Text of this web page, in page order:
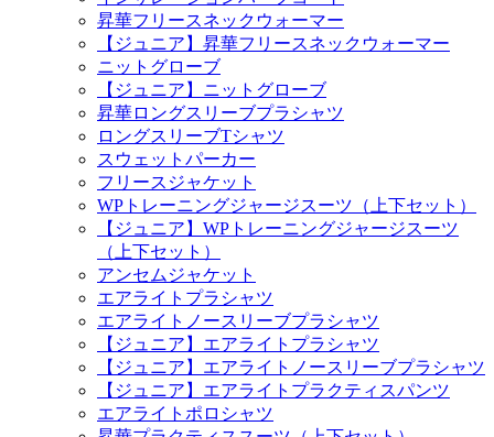
昇華フリースネックウォーマー
【ジュニア】昇華フリースネックウォーマー
ニットグローブ
【ジュニア】ニットグローブ
昇華ロングスリーブプラシャツ
ロングスリーブTシャツ
スウェットパーカー
フリースジャケット
WPトレーニングジャージスーツ（上下セット）
【ジュニア】WPトレーニングジャージスーツ
（上下セット）
アンセムジャケット
エアライトプラシャツ
エアライトノースリーブプラシャツ
【ジュニア】エアライトプラシャツ
【ジュニア】エアライトノースリーブプラシャツ
【ジュニア】エアライトプラクティスパンツ
エアライトポロシャツ